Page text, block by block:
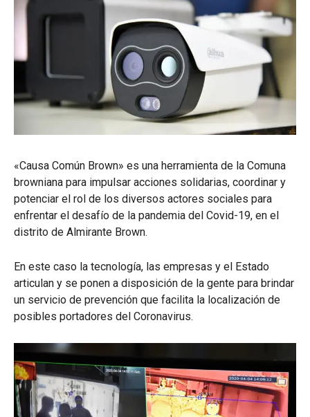
«Causa Común Brown» es una herramienta de la Comuna
browniana para impulsar acciones solidarias, coordinar y
potenciar el rol de los diversos actores sociales para
enfrentar el desafío de la pandemia del Covid-19, en el
distrito de Almirante Brown.
En este caso la tecnología, las empresas y el Estado
articulan y se ponen a disposición de la gente para brindar
un servicio de prevención que facilita la localización de
posibles portadores del Coronavirus.